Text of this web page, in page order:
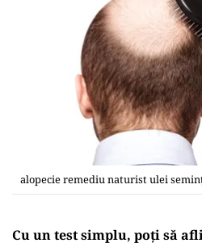
alopecie remediu naturist ulei
Cu un test simplu, poți să